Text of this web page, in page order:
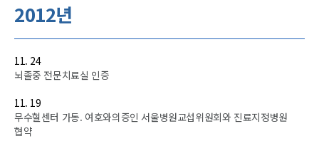
2012년
11. 24
뇌졸중 전문치료실 인증
11. 19
무수혈센터 가동. 여호와의증인 서울병원교섭위원회와 진료지정병원
협약